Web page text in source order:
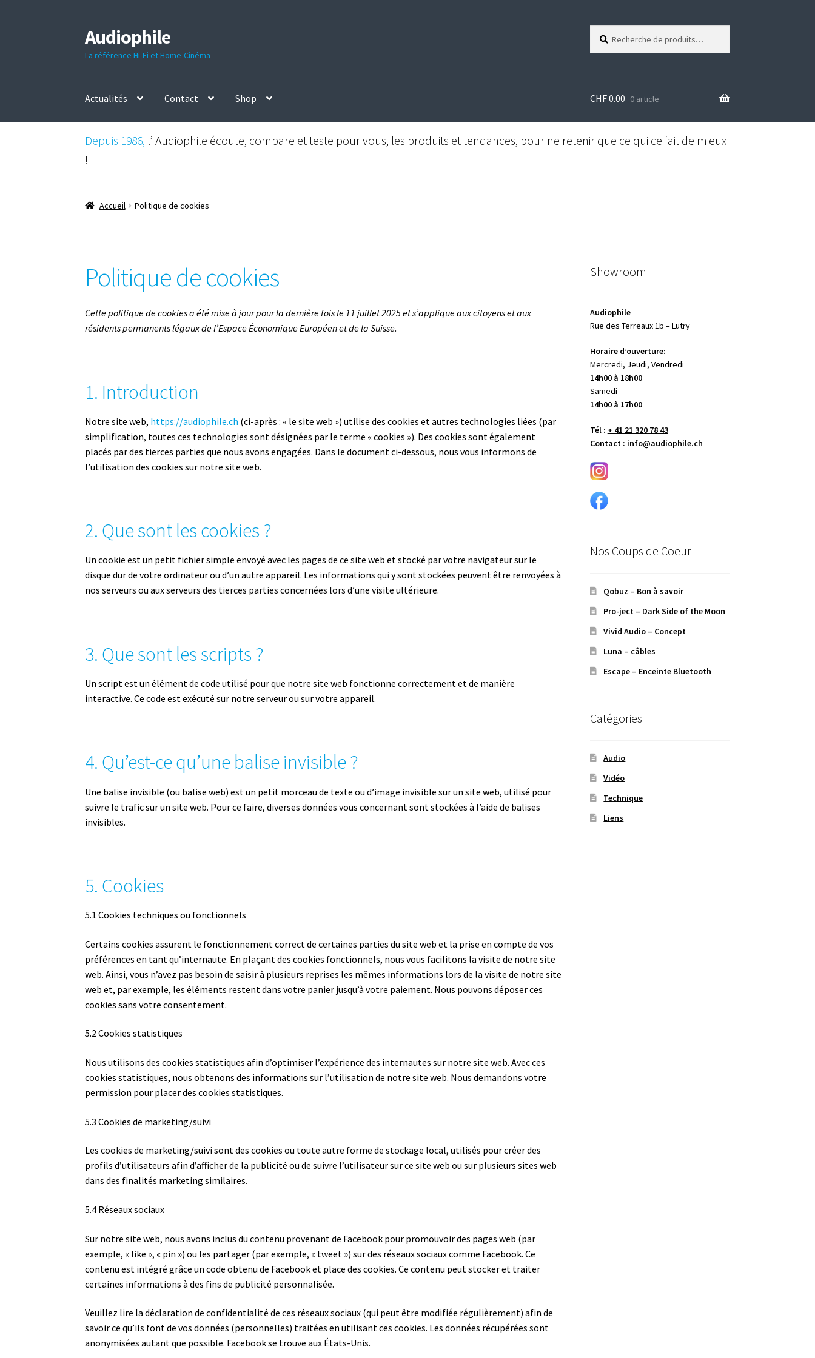
Aller
à
la
Aller
au
contenu
Audiophile
La référence Hi-Fi et Home-Cinéma
pour :
r
h
e
Actualités Contact Shop CHF0.00 0 article
Depuis 1986, l’ Audiophile écoute, compare et teste pour vous, les produits et tendances, pour ne retenir que ce qui ce fait de mieux
!
Accueil Politique de cookies
Politique de cookies
Cette politique de cookies a été mise à jour pour la dernière fois le 11 juillet 2025 et s’applique aux citoyens et aux
résidents permanents légaux de l’Espace Économique Européen et de la Suisse.
1. Introduction
Notre site web, https://audiophile.ch (ci-après : « le site web ») utilise des cookies et autres technologies liées (par
simplification, toutes ces technologies sont désignées par le terme « cookies »). Des cookies sont également
placés par des tierces parties que nous avons engagées. Dans le document ci-dessous, nous vous informons de
l’utilisation des cookies sur notre site web.
2. Que sont les cookies ?
Un cookie est un petit fichier simple envoyé avec les pages de ce site web et stocké par votre navigateur sur le
disque dur de votre ordinateur ou d’un autre appareil. Les informations qui y sont stockées peuvent être renvoyées à
nos serveurs ou aux serveurs des tierces parties concernées lors d’une visite ultérieure.
3. Que sont les scripts ?
Un script est un élément de code utilisé pour que notre site web fonctionne correctement et de manière
interactive. Ce code est exécuté sur notre serveur ou sur votre appareil.
4. Qu’est-ce qu’une balise invisible ?
Une balise invisible (ou balise web) est un petit morceau de texte ou d’image invisible sur un site web, utilisé pour
suivre le trafic sur un site web. Pour ce faire, diverses données vous concernant sont stockées à l’aide de balises
invisibles.
5. Cookies
5.1 Cookies techniques ou fonctionnels
Certains cookies assurent le fonctionnement correct de certaines parties du site web et la prise en compte de vos
préférences en tant qu’internaute. En plaçant des cookies fonctionnels, nous vous facilitons la visite de notre site
web. Ainsi, vous n’avez pas besoin de saisir à plusieurs reprises les mêmes informations lors de la visite de notre site
web et, par exemple, les éléments restent dans votre panier jusqu’à votre paiement. Nous pouvons déposer ces
cookies sans votre consentement.
5.2 Cookies statistiques
Nous utilisons des cookies statistiques afin d’optimiser l’expérience des internautes sur notre site web. Avec ces
cookies statistiques, nous obtenons des informations sur l’utilisation de notre site web. Nous demandons votre
permission pour placer des cookies statistiques.
5.3 Cookies de marketing/suivi
Les cookies de marketing/suivi sont des cookies ou toute autre forme de stockage local, utilisés pour créer des
profils d’utilisateurs afin d’afficher de la publicité ou de suivre l’utilisateur sur ce site web ou sur plusieurs sites web
dans des finalités marketing similaires.
5.4 Réseaux sociaux
Sur notre site web, nous avons inclus du contenu provenant de Facebook pour promouvoir des pages web (par
exemple, « like », « pin ») ou les partager (par exemple, « tweet ») sur des réseaux sociaux comme Facebook. Ce
contenu est intégré grâce un code obtenu de Facebook et place des cookies. Ce contenu peut stocker et traiter
certaines informations à des fins de publicité personnalisée.
Veuillez lire la déclaration de confidentialité de ces réseaux sociaux (qui peut être modifiée régulièrement) afin de
savoir ce qu’ils font de vos données (personnelles) traitées en utilisant ces cookies. Les données récupérées sont
anonymisées autant que possible. Facebook se trouve aux États-Unis.
Showroom
Audiophile
Rue des Terreaux 1b – Lutry
Horaire d’ouverture:
Mercredi, Jeudi, Vendredi
14h00 à 18h00
Samedi
14h00 à 17h00
Tél : + 41 21 320 78 43
Contact : info@audiophile.ch
Nos Coups de Coeur
Qobuz – Bon à savoir
Pro-ject – Dark Side of the Moon
Vivid Audio – Concept
Luna – câbles
Escape – Enceinte Bluetooth
Catégories
Audio
Vidéo
Technique
Liens